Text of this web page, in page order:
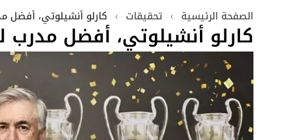
الصفحة الرئيسية › تحقيقات › كارلو أنشيلوتي، أفضل
كارلو أنشيلوتي، أفضل مدرب لعام